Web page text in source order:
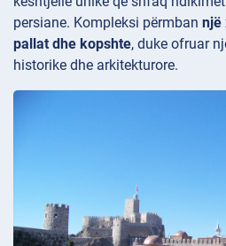
persiane. Kompleksi përmban një
pallat dhe kopshte, duke ofruar
historike dhe arkitekturore.